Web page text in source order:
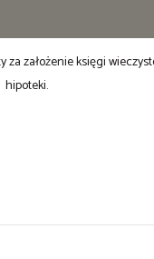
za założenie księgi
hipoteki.